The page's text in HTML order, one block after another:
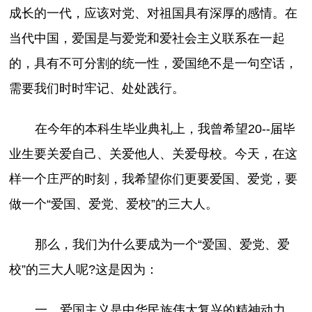
成长的一代，应该对党、对祖国具有深厚的感情。在
当代中国，爱国是与爱党和爱社会主义联系在一起
的，具有不可分割的统一性，爱国绝不是一句空话，
需要我们时时牢记、处处践行。
在今年的本科生毕业典礼上，我曾希望20--届毕
业生要关爱自己、关爱他人、关爱母校。今天，在这
样一个庄严的时刻，我希望你们更要爱国、爱党，要
做一个“爱国、爱党、爱校”的三大人。
那么，我们为什么要成为一个“爱国、爱党、爱
校”的三大人呢?这是因为：